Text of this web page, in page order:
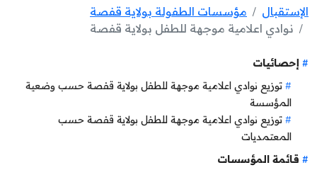
الإستقبال
مؤسسات الطفولة بولاية قفصة
نوادي اعلامية موجهة للطفل بولاية قفصة
إحصائيات
توزيع نوادي اعلامية موجهة للطفل بولاية قفصة حسب وضعية
المؤسسة
توزيع نوادي اعلامية موجهة للطفل بولاية قفصة حسب
المعتمديات
قائمة المؤسسات